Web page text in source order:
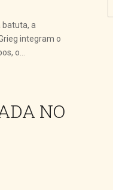
batuta, a
integram o
o...
NO